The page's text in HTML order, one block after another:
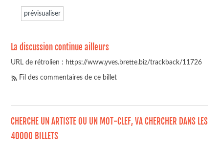
La discussion continue ailleurs
URL de rétrolien : https://www.yves.brette.biz/trackback/11726
Fil des commentaires de ce billet
CHERCHE UN ARTISTE OU UN MOT-CLEF, VA CHERCHER DANS LES
40000 BILLETS